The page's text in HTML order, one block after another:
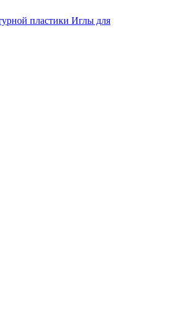
пластики Иглы для